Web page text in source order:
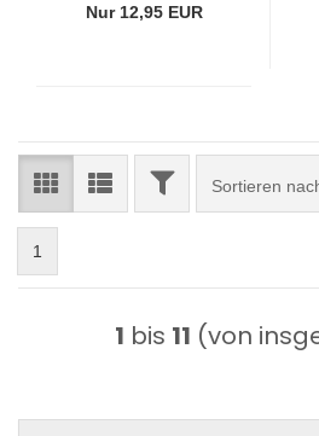
Nur 12,95 EUR
FILTERSortieren
Sortieren nach
1
1 bis 11 (von